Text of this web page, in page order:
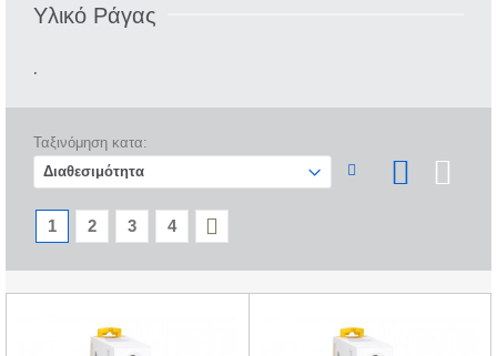
Υλικό Ράγας
.
Ταξινόμηση κατα:
1 2 3 4